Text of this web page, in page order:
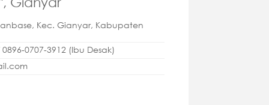
Kec. Gianyar, Kabupaten
0707-3912 (Ibu Desak)